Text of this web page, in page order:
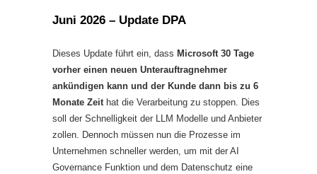
Juni 2026 – Update DPA
Dieses Update führt ein, dass Microsoft 30 Tage
vorher einen neuen Unterauftragnehmer
ankündigen kann und der Kunde dann bis zu 6
Monate Zeithat die Verarbeitung zu stoppen. Dies
soll der Schnelligkeit der LLM Modelle und Anbieter
zollen. Dennoch müssen nun die Prozesse im
Unternehmen schneller werden, um mit der AI
Governance Funktion und dem Datenschutz eine